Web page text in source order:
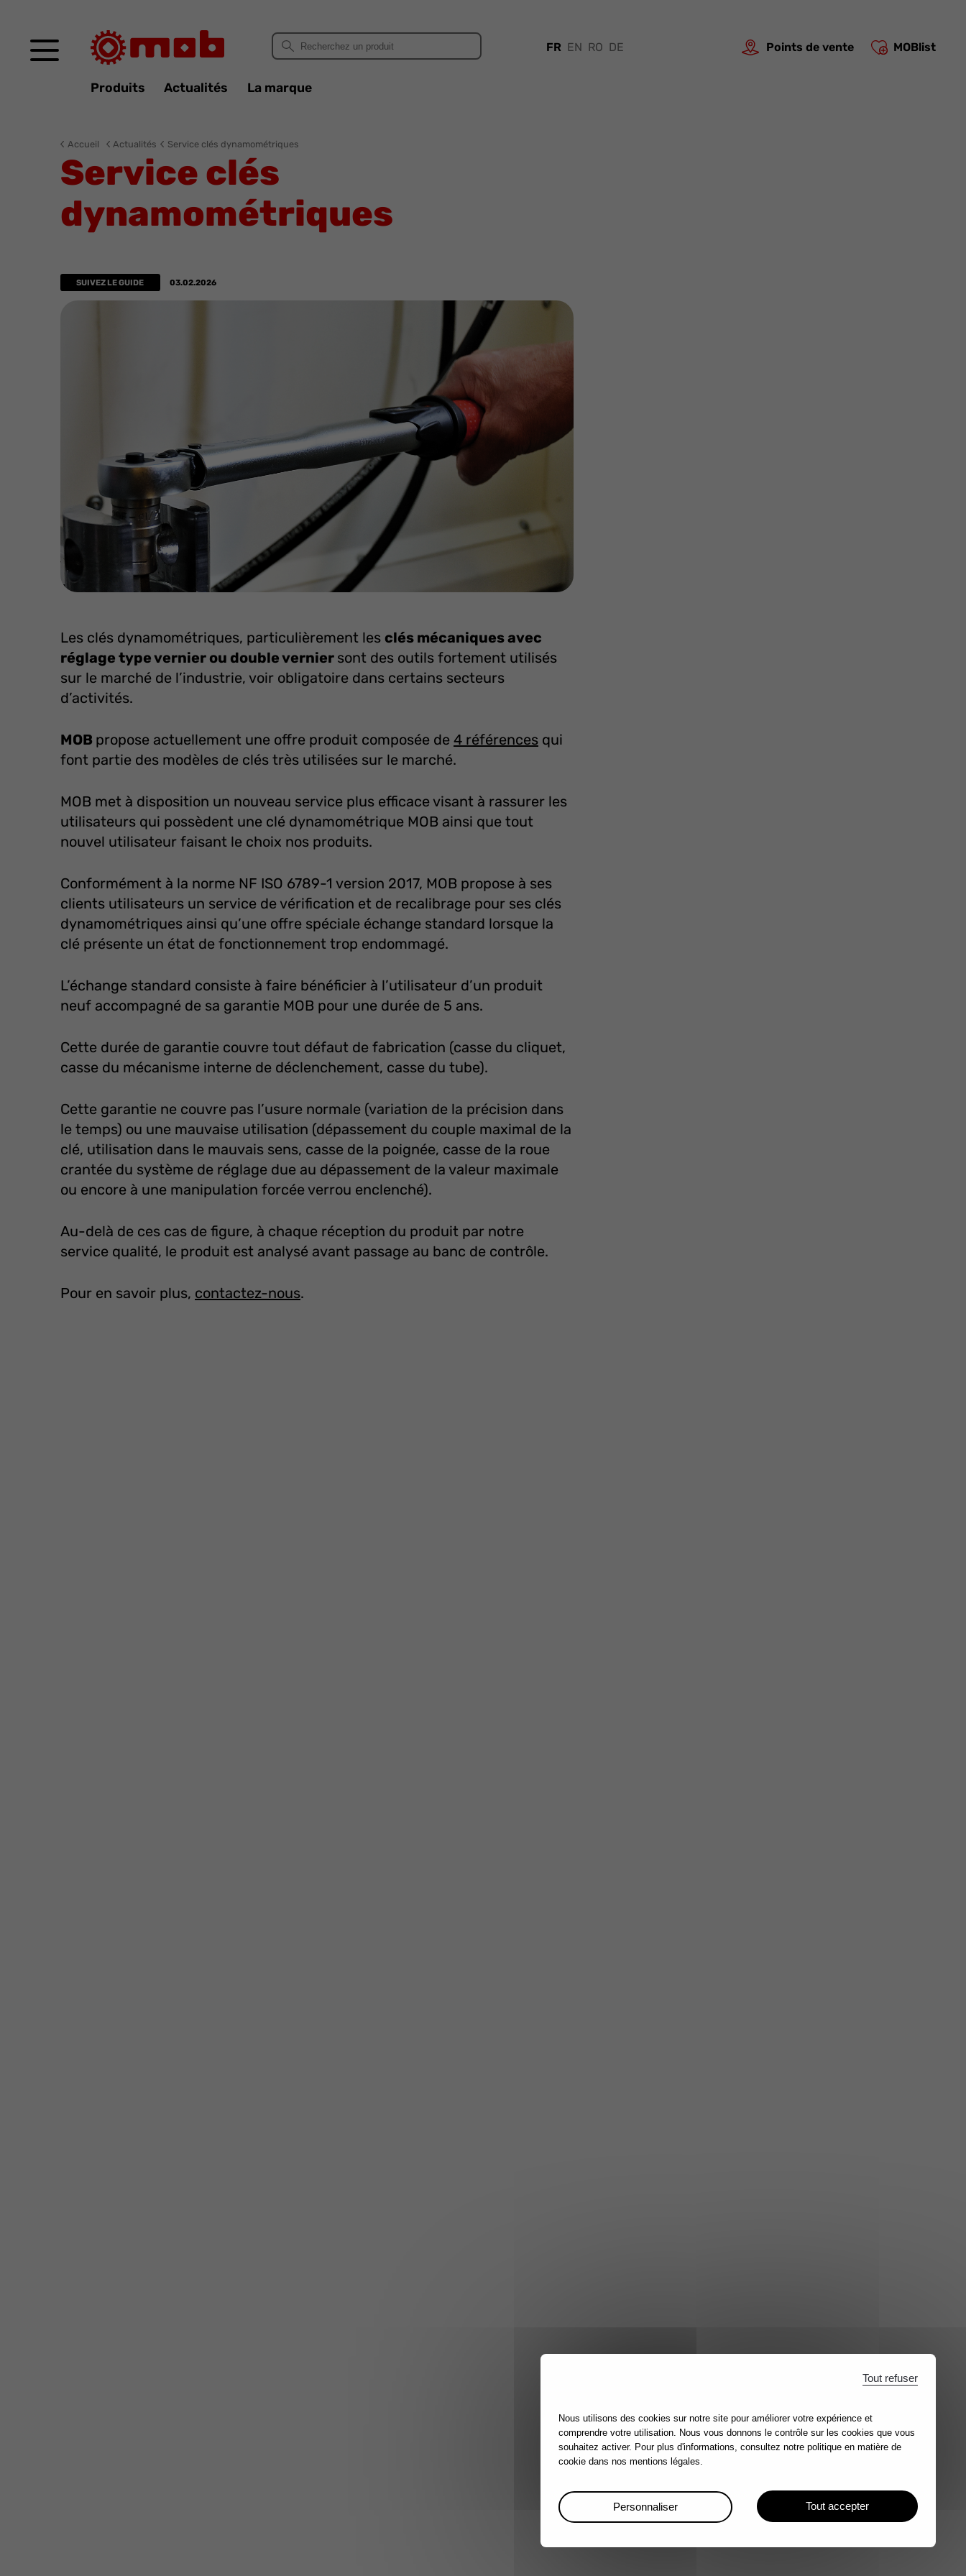
FR EN RO DE Points de vente MOBlist
Produits Actualités La marque
Accueil Actualités Service clés dynamométriques
Service clés
dynamométriques
SUIVEZ LE GUIDE 03.02.2026
Les clés dynamométriques, particulièrement les clés mécaniques avec
réglage type vernier ou double vernier sont des outils fortement utilisés
sur le marché de l’industrie, voir obligatoire dans certains secteurs
d’activités.
MOB propose actuellement une offre produit composée de 4 références qui
font partie des modèles de clés très utilisées sur le marché.
MOB met à disposition un nouveau service plus efficace visant à rassurer les
utilisateurs qui possèdent une clé dynamométrique MOB ainsi que tout
nouvel utilisateur faisant le choix nos produits.
Conformément à la norme NF ISO 6789-1 version 2017, MOB propose à ses
clients utilisateurs un service de vérification et de recalibrage pour ses clés
dynamométriques ainsi qu’une offre spéciale échange standard lorsque la
clé présente un état de fonctionnement trop endommagé.
L’échange standard consiste à faire bénéficier à l’utilisateur d’un produit
neuf accompagné de sa garantie MOB pour une durée de 5 ans.
Cette durée de garantie couvre tout défaut de fabrication (casse du cliquet,
casse du mécanisme interne de déclenchement, casse du tube).
Cette garantie ne couvre pas l’usure normale (variation de la précision dans
le temps) ou une mauvaise utilisation (dépassement du couple maximal de la
clé, utilisation dans le mauvais sens, casse de la poignée, casse de la roue
crantée du système de réglage due au dépassement de la valeur maximale
ou encore à une manipulation forcée verrou enclenché).
Au-delà de ces cas de figure, à chaque réception du produit par notre
service qualité, le produit est analysé avant passage au banc de contrôle.
Pour en savoir plus, contactez-nous.
Nous utilisons des cookies sur notre site pour améliorer votre expérience et
comprendre votre utilisation. Nous vous donnons le contrôle sur les cookies que vous
souhaitez activer. Pour plus d'informations, consultez notre politique en matière de
cookie dans nos mentions légales.
Tout accepter
Tout refuser
Personnaliser